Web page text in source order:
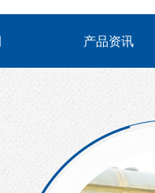
产品资讯